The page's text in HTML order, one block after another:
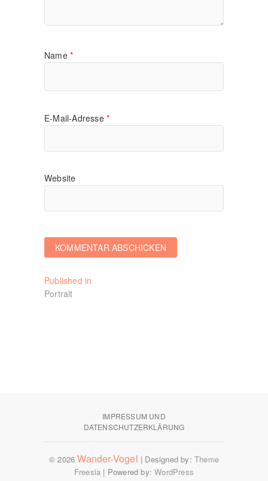
Name *
E-Mail-Adresse *
Website
Beitragsnavigation
Published in
Portrait
IMPRESSUM UND
DATENSCHUTZERKLÄRUNG
© 2026Wander-Vogel | Designed by: Theme
Freesia | Powered by:WordPress